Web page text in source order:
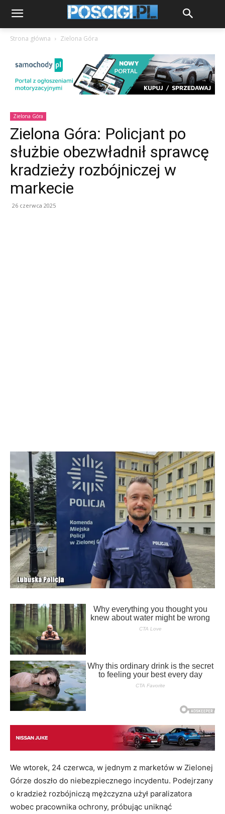
Strona główna Zielona Góra
Zielona Góra
Zielona Góra: Policjant po
służbie obezwładnił sprawcę
kradzieży rozbójniczej w
markecie
26 czerwca 2025
We wtorek, 24 czerwca, w jednym z marketów w Zielonej
Górze doszło do niebezpiecznego incydentu. Podejrzany
o kradzież rozbójniczą mężczyzna użył paralizatora
wobec pracownika ochrony, próbując uniknąć